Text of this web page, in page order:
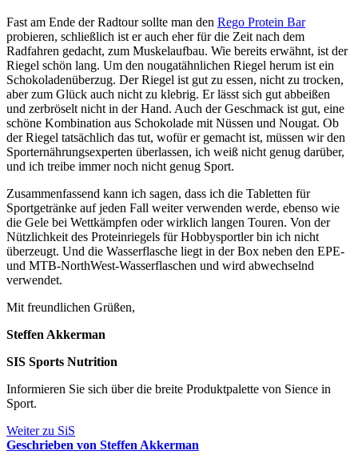
Fast am Ende der Radtour sollte man den Rego Protein Bar
probieren, schließlich ist er auch eher für die Zeit nach dem
Radfahren gedacht, zum Muskelaufbau. Wie bereits erwähnt, ist der
Riegel schön lang. Um den nougatähnlichen Riegel herum ist ein
Schokoladenüberzug. Der Riegel ist gut zu essen, nicht zu trocken,
aber zum Glück auch nicht zu klebrig. Er lässt sich gut abbeißen
und zerbröselt nicht in der Hand. Auch der Geschmack ist gut, eine
schöne Kombination aus Schokolade mit Nüssen und Nougat. Ob
der Riegel tatsächlich das tut, wofür er gemacht ist, müssen wir den
Sporternährungsexperten überlassen, ich weiß nicht genug darüber,
und ich treibe immer noch nicht genug Sport.
Zusammenfassend kann ich sagen, dass ich die Tabletten für
Sportgetränke auf jeden Fall weiter verwenden werde, ebenso wie
die Gele bei Wettkämpfen oder wirklich langen Touren. Von der
Nützlichkeit des Proteinriegels für Hobbysportler bin ich nicht
überzeugt. Und die Wasserflasche liegt in der Box neben den EPE-
und MTB-NorthWest-Wasserflaschen und wird abwechselnd
verwendet.
Mit freundlichen Grüßen,
Steffen Akkerman
SIS Sports Nutrition
Informieren Sie sich über die breite Produktpalette von Sience in
Sport.
Weiter zu SiS
Geschrieben von Steffen Akkerman